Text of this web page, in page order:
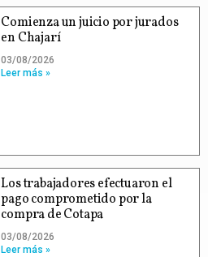
Comienza un juicio por jurados
en Chajarí
03/08/2026
Leer más »
Los trabajadores efectuaron el
pago comprometido por la
compra de Cotapa
03/08/2026
Leer más »